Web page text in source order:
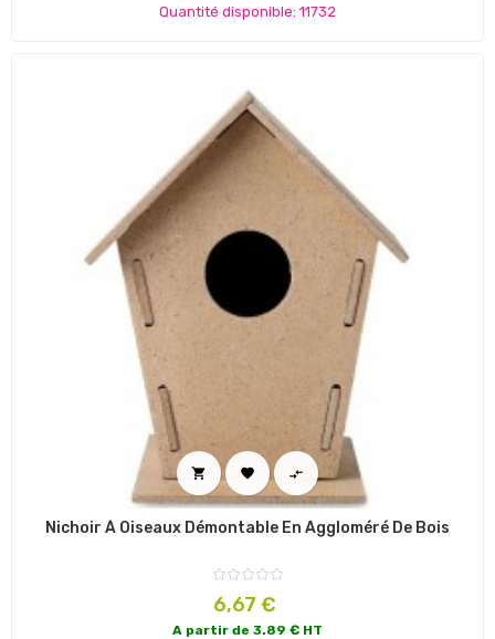
Quantité disponible: 11732
  
Nichoir À Oiseaux Démontable En Aggloméré De Bois
Prix
6,67 €
A partir de 3.89 € HT